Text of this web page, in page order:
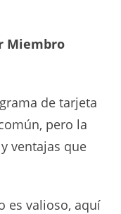
Miembro
de tarjeta
pero la
ventajas que
es valioso, aquí